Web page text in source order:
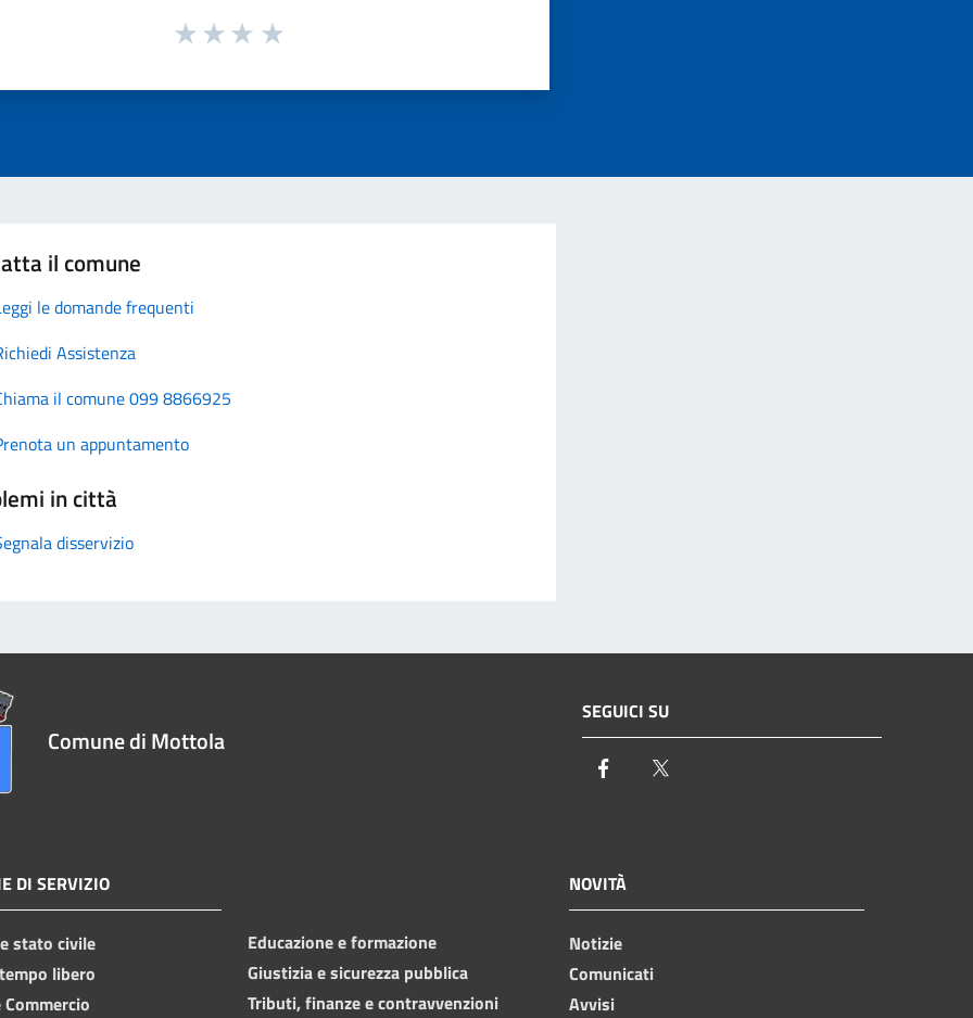
il comune
le domande frequenti
Assistenza
il comune 099 8866925
un appuntamento
in città
disservizio
Comune di Mottola
SEGUICI SU
Facebook
DI SERVIZIO
stato civile
libero
Educazione e formazione
Giustizia e sicurezza pubblica
Tributi, finanze e contravvenzioni
NOVITÀ
Notizie
Comunicati
Avvisi